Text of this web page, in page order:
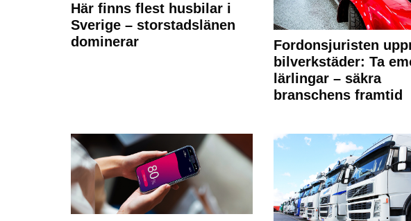
Här finns flest husbilar i
Sverige – storstadslänen
dominerar
Fordonsjuristen
bilverkstäder: Ta
lärlingar – säkra
branschens framtid